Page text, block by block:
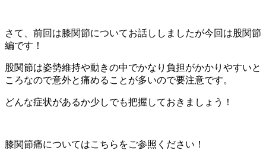
さて、前回は膝関節についてお話ししましたが今回は股関節
編です！
股関節は姿勢維持や動きの中でかなり負担がかかりやすいと
ころなので意外と痛めることが多いので要注意です。
どんな症状があるか少しでも把握しておきましょう！
膝関節痛についてはこちらをご参照ください！